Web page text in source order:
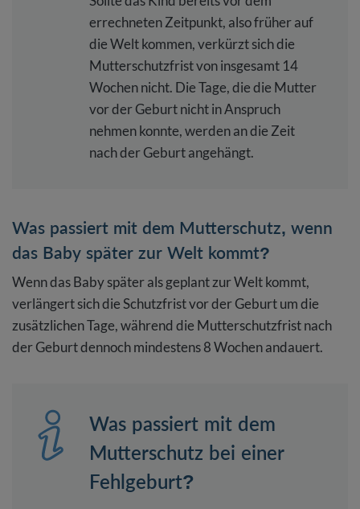
errechneten Zeitpunkt, also früher auf
die Welt kommen, verkürzt sich die
Mutterschutzfrist von insgesamt 14
Wochen nicht. Die Tage, die die Mutter
vor der Geburt nicht in Anspruch
nehmen konnte, werden an die Zeit
nach der Geburt angehängt.
Was passiert mit dem Mutterschutz, wenn
das Baby später zur Welt kommt?
Wenn das Baby später als geplant zur Welt kommt,
verlängert sich die Schutzfrist vor der Geburt um die
zusätzlichen Tage, während die Mutterschutzfrist nach
der Geburt dennoch mindestens 8 Wochen andauert.
Was passiert mit dem
Mutterschutz bei einer
Fehlgeburt?